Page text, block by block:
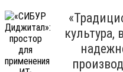
культура,